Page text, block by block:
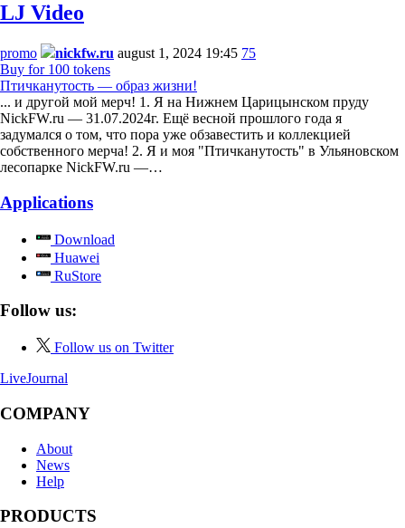
LJ Video
promo nickfw.ru august 1, 2024 19:45 75
Buy for 100 tokens
Птичканутость — образ жизни!
... и другой мой мерч! 1. Я на Нижнем Царицынском пруду
NickFW.ru — 31.07.2024г. Ещё весной прошлого года я
задумался о том, что пора уже обзавестить и коллекцией
собственного мерча! 2. Я и моя "Птичканутость" в Ульяновском
лесопарке NickFW.ru —…
Applications
Download
Huawei
RuStore
Follow us:
Follow us on Twitter
LiveJournal
COMPANY
About
News
Help
PRODUCTS